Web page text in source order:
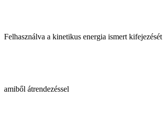
Felhasználva a kinetikus energia ismert kifejezését
amiből átrendezéssel